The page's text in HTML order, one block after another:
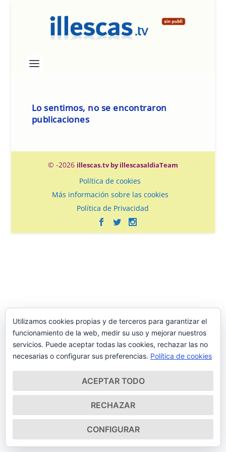
Lo sentimos, no se encontraron
publicaciones
© -2026 illescas.tv by illescasaldiaTeam
Política de cookies
Más información sobre las cookies
Política de Privacidad
Utilizamos cookies propias y de terceros para garantizar el
funcionamiento de la web, medir su uso y mejorar nuestros
servicios. Puede aceptar todas las cookies, rechazar las no
necesarias o configurar sus preferencias. Política de cookies
ACEPTAR TODO
RECHAZAR
CONFIGURAR